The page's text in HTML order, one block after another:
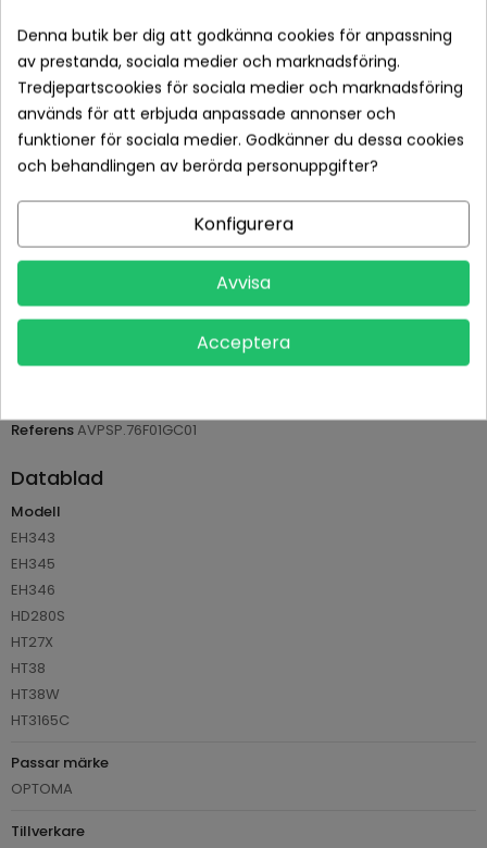
Betala tryggt med Klarna checkout
Leveranstid normalt 1-2 dagar med spårbar frakt
Returvillkor 14 dagars öppet köp (se köpvillkor)
PRODUKTDETALJER
ReferensAVPSP.76F01GC01
Datablad
Modell
EH343
EH345
EH346
HD280S
HT27X
HT38
HT38W
HT3165C
Passar märke
OPTOMA
Tillverkare
Denna butik ber dig att godkänna cookies för anpassning
av prestanda, sociala medier och marknadsföring.
Tredjepartscookies för sociala medier och marknadsföring
används för att erbjuda anpassade annonser och
funktioner för sociala medier. Godkänner du dessa cookies
och behandlingen av berörda personuppgifter?
Konfigurera
Avvisa
Acceptera